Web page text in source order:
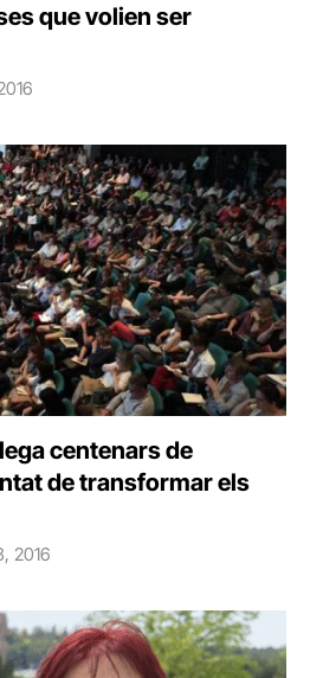
que volien ser
centenars de
de transformar els
2016